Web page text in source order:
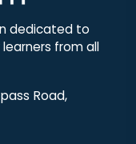
dedicated to
from all
Road,